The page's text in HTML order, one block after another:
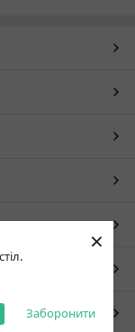
Заборонити
×